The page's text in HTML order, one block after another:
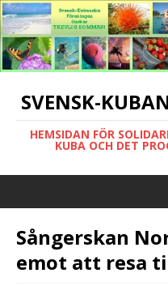
SVENSK-
HEMSIDAN FÖR
KUBA OCH DET
Sångerskan
emot att resa